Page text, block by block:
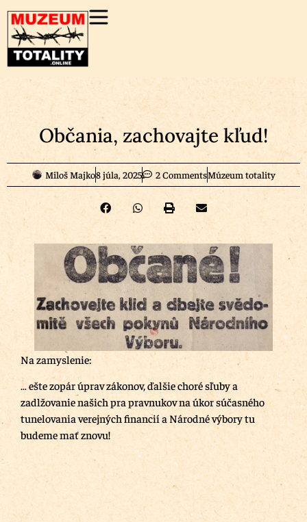
Občania, zachovajte kľud!
Miloš Majko8 júla, 2025 2 CommentsMúzeum totality
Na zamyslenie:
… ešte zopár úprav zákonov, ďalšie choré sľuby a
zadlžovanie našich pra pravnukov na úkor súčasného
tunelovania verejných financií a Národné výbory tu
budeme mať znovu!